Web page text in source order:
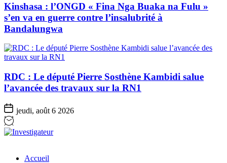
Kinshasa : l’ONGD « Fina Nga Buaka na Fulu »
s’en va en guerre contre l’insalubrité à
Bandalungwa
RDC : Le député Pierre Sosthène Kambidi salue
l’avancée des travaux sur la RN1
jeudi, août 6 2026
Accueil